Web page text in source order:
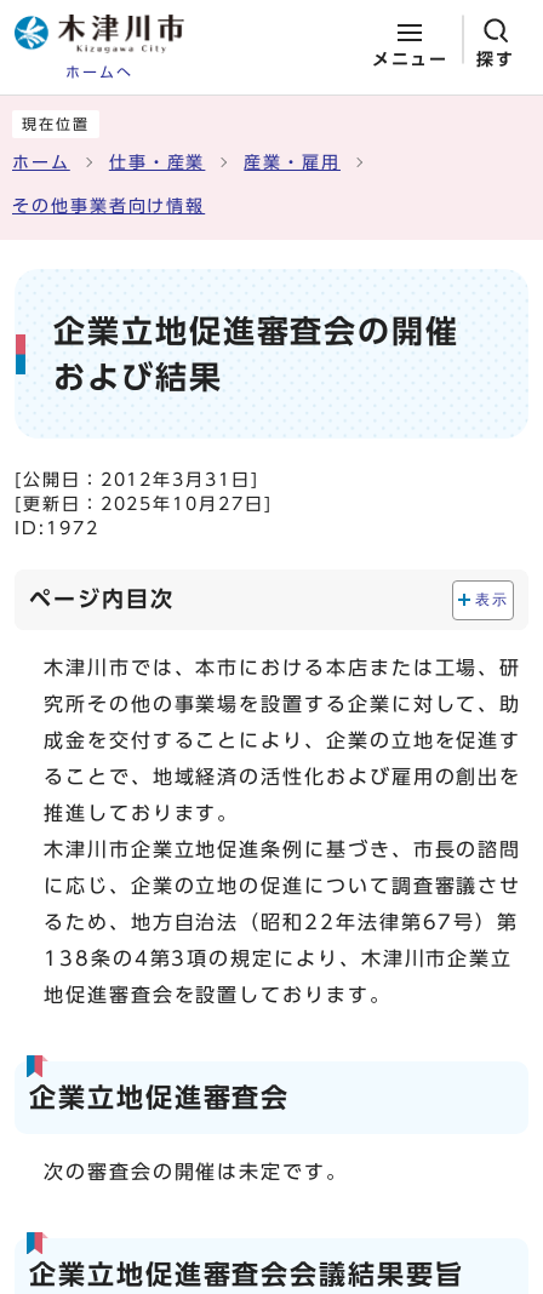
ホームへ
メニュー 探す
現在位置
ホーム 仕事・産業 産業・雇用
その他事業者向け情報
企業立地促進審査会の開催
および結果
[公開日： 2012年3月31日
[更新日： 2025年10月27日
ID:1972
ページ内目次 表示
木津川市では、本市における本店または工場、研
究所その他の事業場を設置する企業に対して、助
成金を交付することにより、企業の立地を促進す
ることで、地域経済の活性化および雇用の創出を
推進しております。
木津川市企業立地促進条例に基づき、市長の諮問
に応じ、企業の立地の促進について調査審議させ
るため、地方自治法（昭和22年法律第67号）第
138条の4第3項の規定により、木津川市企業立
地促進審査会を設置しております。
企業立地促進審査会
次の審査会の開催は未定です。
企業立地促進審査会会議結果要旨